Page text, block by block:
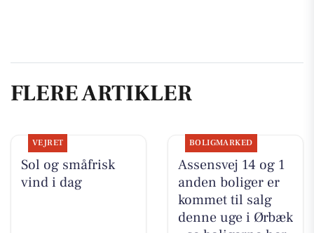
FLERE ARTIKLER
VEJRET
Sol og småfrisk
vind i dag
BOLIGMARKED
Assensvej 14 og 1
anden boliger er
kommet til salg
denne uge i Ørbæk